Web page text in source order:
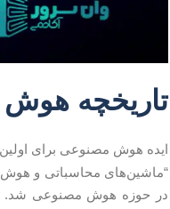
تاریخچه هوش
ایده هوش مصنوعی برای اولین بار در
“ماشین‌های محاسباتی و
در حوزه هوش مصنوعی شد. سال ۱۹۵۶، در